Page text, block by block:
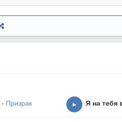
- Призрак ▶ Я на тебя